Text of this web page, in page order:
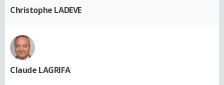
Christophe LADEVE
Claude LAGRIFA